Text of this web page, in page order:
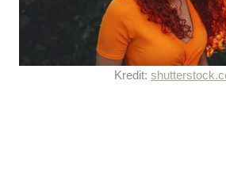
Kredit: